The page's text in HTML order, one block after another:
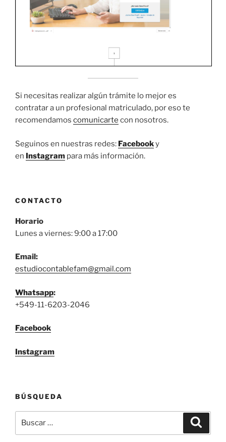
Si necesitas realizar algún trámite lo mejor es
contratar a un profesional matriculado, por eso te
recomendamos comunicarte con nosotros.
Seguinos en nuestras redes: Facebooky
en Instagram para más información.
CONTACTO
Horario
Lunes a viernes: 9:00 a 17:00
Email:
estudiocontablefam@gmail.com
Whatsapp:
+549-11-6203-2046
Facebook
Instagram
BÚSQUEDA
por: